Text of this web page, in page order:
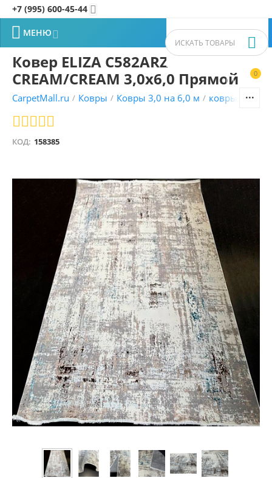
+7 (995) 600-45-44 
0



 МЕНЮ
Ковер ELIZA C582ARZ
CREAM/CREAM 3,0х6,0 Прямой
CarpetMall.ru / Ковры / Ковры 3,0 на 6,0 м / ковры
КОД: 158385